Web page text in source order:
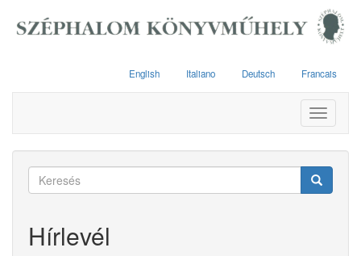
English Italiano Deutsch Francais
Toggle
Keresés
Hírlevél